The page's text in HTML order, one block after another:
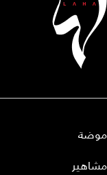
موضة
مشاهير